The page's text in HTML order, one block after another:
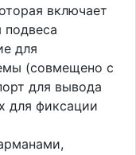
включает
подвеса
для
(совмещено с
для вывода
для фиксации